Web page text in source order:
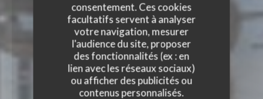
consentement. Ces cookies
facultatifs servent à analyser
votre navigation, mesurer
l'audience du site, proposer
des fonctionnalités (ex : en
lien avec les réseaux sociaux)
ou afficher des publicités ou
contenus personnalisés.